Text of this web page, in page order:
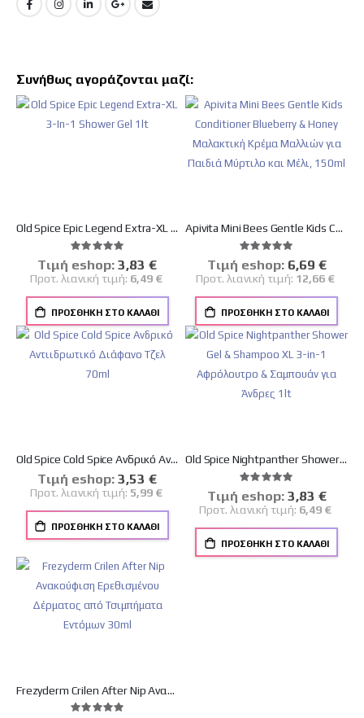
Συνήθως αγοράζονται μαζί:
Old Spice Epic Legend Extra-XL 3-In-1 Shower Gel 1lt
Βαθμολογία:
100%
Tιμή eshop:Ειδική
Τιμή
3,83 €
Προτ. λιανική τιμή: 6,49 €
ΠΡΟΣΘΉΚΗ ΣΤΟ ΚΑΛΆΘΙ
Apivita Mini Bees Gentle Kids Conditioner Blueberry & Honey Μαλακτική Κρέμα Μαλλιών για Παιδιά Μύρτιλο και Μέλι, 150ml
Βαθμολογία:
100%
Tιμή eshop: Ειδική
Τιμή
6,69 €
Προτ. λιανική τιμή: 12,66 €
ΠΡΟΣΘΉΚΗ ΣΤΟ ΚΑΛΆΘΙ
Old Spice Cold Spice Ανδρικό Αντιιδρωτικό Διάφανο Τζελ 70ml
Tιμή eshop:Ειδική
Τιμή
3,53 €
Προτ. λιανική τιμή: 5,99 €
ΠΡΟΣΘΉΚΗ ΣΤΟ ΚΑΛΆΘΙ
Old Spice Nightpanther Shower Gel & Shampoo XL 3-in-1 Αφρόλουτρο & Σαμπουάν για Άνδρες 1lt
Βαθμολογία:
100%
Tιμή eshop: Ειδική
Τιμή
3,83 €
Προτ. λιανική τιμή: 6,49 €
ΠΡΟΣΘΉΚΗ ΣΤΟ ΚΑΛΆΘΙ
Frezyderm Crilen After Nip Ανακούφιση Ερεθισμένου Δέρματος από Τσιμπήματα Εντόμων 30ml
Βαθμολογία: